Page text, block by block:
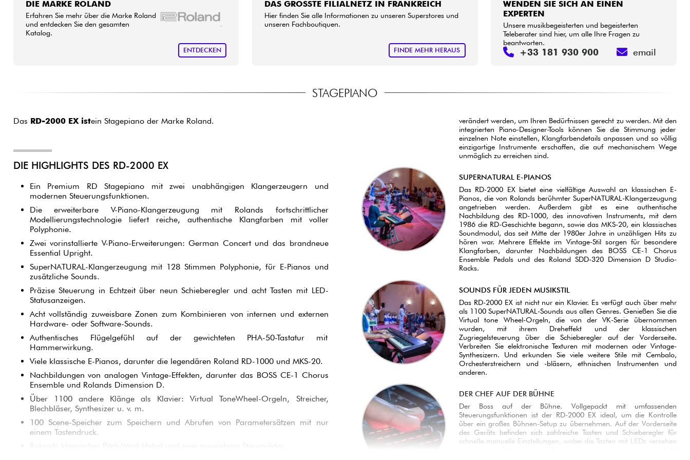
DIE MARKE ROLAND
Erfahren Sie mehr über die Marke Roland
und entdecken Sie den gesamten
Katalog.
ENTDECKEN
DAS GRÖSSTE FILIALNETZ IN FRANKREICH
Hier finden Sie alle Informationen zu unseren Superstores und
unseren Fachboutiquen.
FINDE MEHR HERAUS
WENDEN SIE SICH AN EINEN
EXPERTEN
Unsere musikbegeisterten und begeisterten
Teleberater sind hier, um alle Ihre Fragen zu
beantworten.
+33 181 930 900 email
STAGEPIANO
Das RD-2000 EX istein Stagepiano der Marke Roland.
DIE HIGHLIGHTS DES RD-2000 EX
Ein Premium RD Stagepiano mit zwei unabhängigen Klangerzeugern und
modernen Steuerungsfunktionen.
Die erweiterbare V-Piano-Klangerzeugung mit Rolands fortschrittlicher
Modellierungstechnologie liefert reiche, authentische Klangfarben mit voller
Polyphonie.
Zwei vorinstallierte V-Piano-Erweiterungen: German Concert und das brandneue
Essential Upright.
SuperNATURAL-Klangerzeugung mit 128 Stimmen Polyphonie, für E-Pianos und
zusätzliche Sounds.
Präzise Steuerung in Echtzeit über neun Schieberegler und acht Tasten mit LED-
Statusanzeigen.
Acht vollständig zuweisbare Zonen zum Kombinieren von internen und externen
Hardware- oder Software-Sounds.
Authentisches Flügelgefühl auf der gewichteten PHA-50-Tastatur mit
Hammerwirkung.
Viele klassische E-Pianos, darunter die legendären Roland RD-1000 und MKS-20.
Nachbildungen von analogen Vintage-Effekten, darunter das BOSS CE-1 Chorus
Ensemble und Rolands Dimension D.
Über 1100 andere Klänge als Klavier: Virtual ToneWheel-Orgeln, Streicher,
Blechbläser, Synthesizer u. v. m.
100 Scene-Speicher zum Speichern und Abrufen von Parametersätzen mit nur
einem Tastendruck.
Rolands klassischer Pitch/Mod-Hebel und zwei zuweisbare Steuerräder.
verändert werden, um Ihren Bedürfnissen gerecht zu werden. Mit den
integrierten Piano-Designer-Tools können Sie die Stimmung jeder
einzelnen Note einstellen, Klangfarbendetails anpassen und so völlig
einzigartige Instrumente erschaffen, die auf mechanischem Wege
unmöglich zu erreichen sind.
SUPERNATURAL E-PIANOS
Das RD-2000 EX bietet eine vielfältige Auswahl an klassischen E-
Pianos, die von Rolands berühmter SuperNATURAL-Klangerzeugung
angetrieben werden. Außerdem gibt es eine authentische
Nachbildung des RD-1000, des innovativen Instruments, mit dem
1986 die RD-Geschichte begann, sowie das MKS-20, ein klassisches
Soundmodul, das seit Mitte der 1980er Jahre in unzähligen Hits zu
hören war. Mehrere Effekte im Vintage-Stil sorgen für besondere
Klangfarben, darunter Nachbildungen des BOSS CE-1 Chorus
Ensemble Pedals und des Roland SDD-320 Dimension D Studio-
Racks.
SOUNDS FÜR JEDEN MUSIKSTIL
Das RD-2000 EX ist nicht nur ein Klavier. Es verfügt auch über mehr
als 1100 SuperNATURAL-Sounds aus allen Genres. Genießen Sie die
Virtual tone Wheel-Orgeln, die von der VK-Serie übernommen
wurden, mit ihrem Dreheffekt und der klassischen
Zugriegelsteuerung über die Schieberegler auf der Vorderseite.
Verbreiten Sie elektronische Texturen mit modernen oder Vintage-
Synthesizern. Und erkunden Sie viele weitere Stile mit Cembalo,
Orchesterstreichern und -bläsern, ethnischen Instrumenten und
anderen.
DER CHEF AUF DER BÜHNE
Der Boss auf der Bühne. Vollgepackt mit umfassenden
Steuerungsfunktionen ist der RD-2000 EX ideal, um die Kontrolle
über ein großes Bühnen-Setup zu übernehmen. Auf der Vorderseite
des Geräts befinden sich zahlreiche Tasten und Schieberegler für
schnelle manuelle Einstellungen, wobei die Tasten mit LEDs versehen